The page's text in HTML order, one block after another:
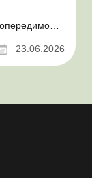
би, у
Однак,
23.06.2026